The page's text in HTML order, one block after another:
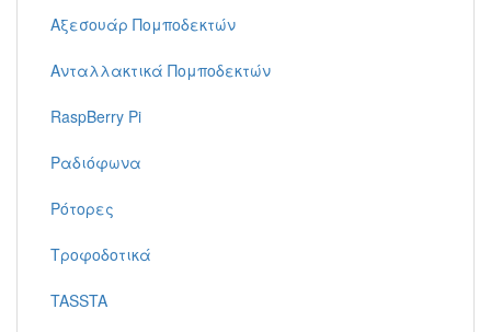
Αξεσουάρ Πομποδεκτών
Ανταλλακτικά Πομποδεκτών
RaspBerry Pi
Ραδιόφωνα
Ρότορες
Τροφοδοτικά
TASSTA